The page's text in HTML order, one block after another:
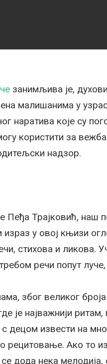
занимљива је,
малишанима у
наратива које су
користити за
надзор.
Пеђа Трајковић, наш
у овој књизи
стихова и ликова.
речи попут
због великог
је најважнији
децом извести на
рецитовање. Ако то
дода нека